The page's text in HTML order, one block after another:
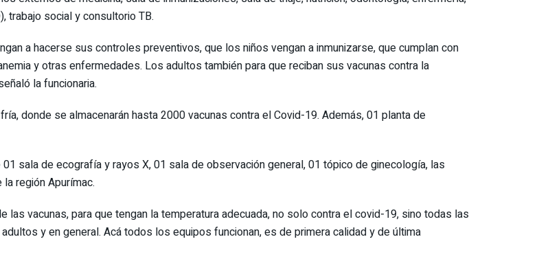
trabajo social y consultorio TB.
a hacerse sus controles preventivos, que los niños vengan a inmunizarse, que cumplan con
y otras enfermedades. Los adultos también para que reciban sus vacunas contra la
la funcionaria.
donde se almacenarán hasta 2000 vacunas contra el Covid-19. Además, 01 planta de
sala de ecografía y rayos X, 01 sala de observación general, 01 tópico de ginecología, las
región Apurímac.
las vacunas, para que tengan la temperatura adecuada, no solo contra el covid-19, sino todas las
y en general. Acá todos los equipos funcionan, es de primera calidad y de última